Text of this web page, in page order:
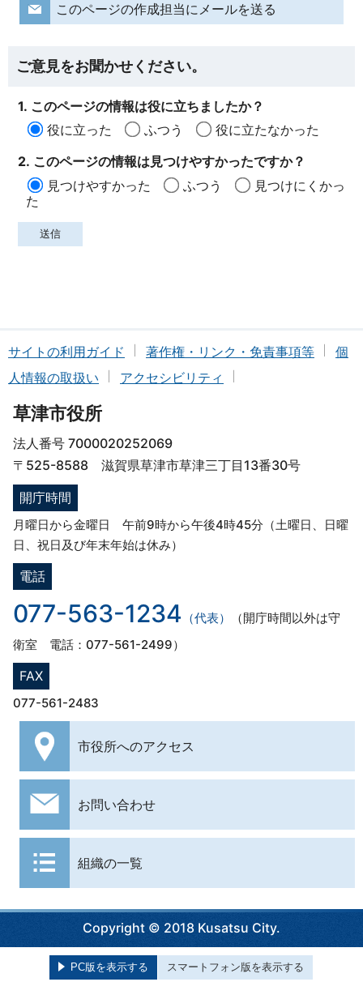
このページの作成担当にメールを送る
ご意見をお聞かせください。
1. このページの情報は役に立ちましたか？
役に立った
ふつう
役に立たなかった
2. このページの情報は見つけやすかったですか？
見つけやすかった
ふつう
見つけにくかっ
た
サイトの利用ガイド 著作権・リンク・免責事項等
個
人情報の取扱い
アクセシビリティ
草津市役所
法人番号 7000020252069
〒525-8588 滋賀県草津市草津三丁目13番30号
開庁時間
月曜日から金曜日 午前9時から午後4時45分（土曜日、日曜
日、祝日及び年末年始は休み）
電話
077-563-1234 （代表）
（開庁時間以外は守
衛室 電話：077-561-2499）
FAX
077-561-2483
市役所へのアクセス
お問い合わせ
組織の一覧
Copyright © 2018 Kusatsu City.
PC版を表示する スマートフォン版を表示する